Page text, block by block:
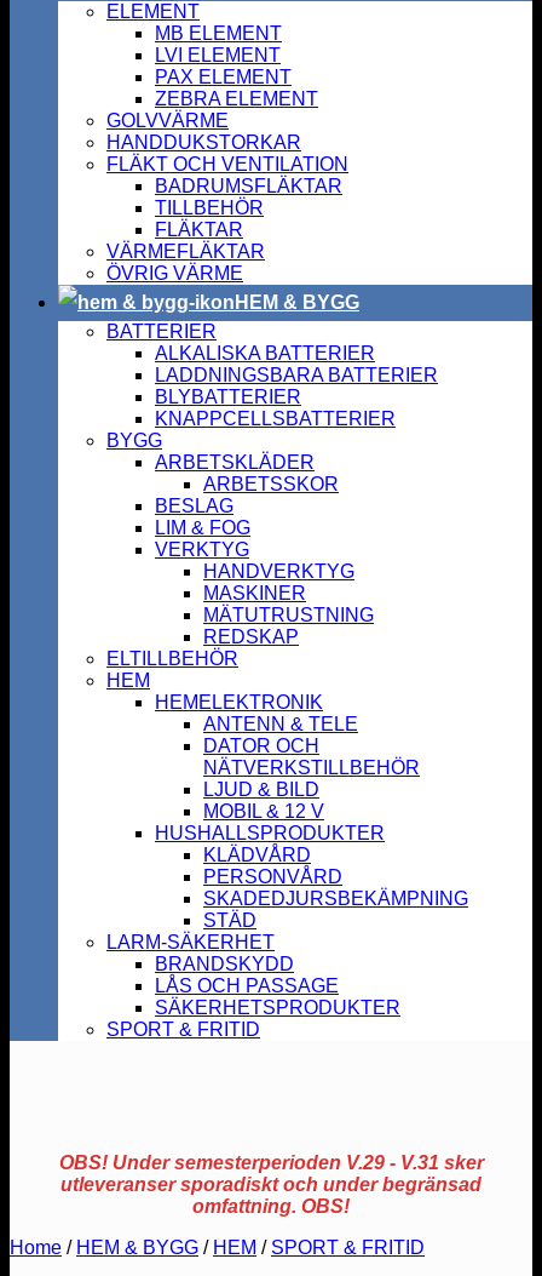
ELEMENT
MB ELEMENT
LVI ELEMENT
PAX ELEMENT
ZEBRA ELEMENT
GOLVVÄRME
HANDDUKSTORKAR
FLÄKT OCH VENTILATION
BADRUMSFLÄKTAR
TILLBEHÖR
FLÄKTAR
VÄRMEFLÄKTAR
ÖVRIG VÄRME
HEM & BYGG
BATTERIER
ALKALISKA BATTERIER
LADDNINGSBARA BATTERIER
BLYBATTERIER
KNAPPCELLSBATTERIER
BYGG
ARBETSKLÄDER
ARBETSSKOR
BESLAG
LIM & FOG
VERKTYG
HANDVERKTYG
MASKINER
MÄTUTRUSTNING
REDSKAP
ELTILLBEHÖR
HEM
HEMELEKTRONIK
ANTENN & TELE
DATOR OCH
NÄTVERKSTILLBEHÖR
LJUD & BILD
MOBIL & 12 V
HUSHALLSPRODUKTER
KLÄDVÅRD
PERSONVÅRD
SKADEDJURSBEKÄMPNING
STÄD
LARM-SÄKERHET
BRANDSKYDD
LÅS OCH PASSAGE
SÄKERHETSPRODUKTER
SPORT & FRITID
OBS! Under semesterperioden V.29 - V.31 sker
utleveranser sporadiskt och under begränsad
omfattning. OBS!
Home / HEM & BYGG / HEM / SPORT & FRITID